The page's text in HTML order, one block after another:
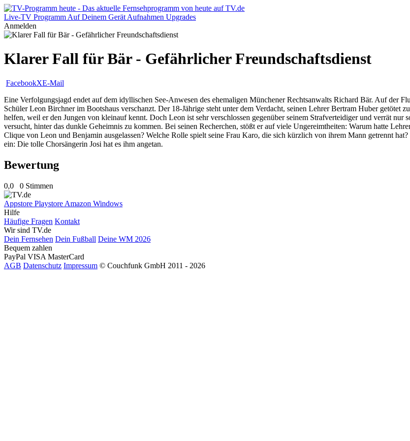
Live-TV Programm Auf Deinem Gerät Aufnahmen Upgrades
Anmelden
Klarer Fall für Bär - Gefährlicher Freundschaftsdienst
FacebookXE-Mail
Eine Verfolgungsjagd endet auf dem idyllischen See-Anwesen des ehemaligen Münchener Rechtsanwalts Richard Bär. Auf der
Schüler Leon Birchner im Bootshaus verschanzt. Der 18-Jährige steht unter dem Verdacht, seinen Lehrer Bertram Huber getötet
helfen, weil er den Jungen von kleinauf kennt. Doch Leon ist sehr verschlossen gegenüber seinem Strafverteidiger und verrät
versucht, hinter das dunkle Geheimnis zu kommen. Bei seinen Recherchen, stößt er auf viele Ungereimtheiten: Warum hatte
Clique von Leon und Benjamin ausgelassen? Welche Rolle spielt seine Frau Karo, die sich kürzlich von ihrem Mann getrennt
ein: Die tolle Chorsängerin Josi hat es ihm angetan.
Bewertung
0,0 0 Stimmen
Appstore Playstore Amazon Windows
Hilfe
Häufige Fragen Kontakt
Wir sind TV.de
Dein Fernsehen Dein Fußball Deine WM 2026
Bequem zahlen
PayPal VISA MasterCard
AGB Datenschutz Impressum © Couchfunk GmbH 2011 - 2026